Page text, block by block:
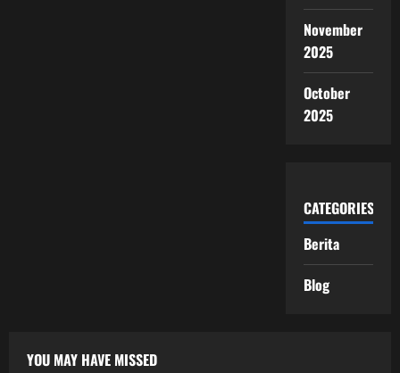
November
2025
October
2025
CATEGORIES
Berita
Blog
YOU MAY HAVE MISSED